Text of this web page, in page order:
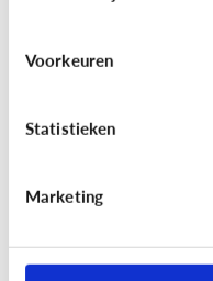
Voorkeuren
Statistieken
Marketing
[Online quiz]